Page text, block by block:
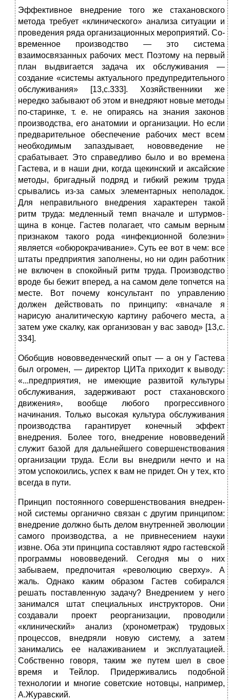
Эффективное внедрение того же стахановского
метода требует «клинического» анализа ситуации и
проведения ряда организационных мероприятий. Со­
временное производство — это система
взаимосвязан­ных рабочих мест. Поэтому на первый
план выдвига­ется задача их обслуживания —
создание «системы актуального предупредительного
обслуживания» [13,с.333]. Хозяйственники же
нередко забывают об этом и внедряют новые методы
по-старинке, т. е. не опираясь на знания законов
производства, его анато­мии и организации. Но если
предварительное обеспе­чение рабочих мест всем
необходимым запаздывает, нововведение не
срабатывает. Это справедливо было и во времена
Гастева, и в наши дни, когда щекинский и аксайские
методы, бригадный подряд и гибкий ре­жим труда
срывались из-за самых элементарных не­поладок.
Для неправильного внедрения характерен такой
ритм труда: медленный темп вначале и штурмов­
щина в конце. Гастев полагает, что самым верным
при­знаком такого рода «инфекционной болезни»
являет­ся «обюрокрачивание». Суть ее вот в чем: все
штаты предприятия заполнены, но ни один работник
не вклю­чен в спокойный ритм труда. Производство
вроде бы бежит вперед, а на самом деле топчется на
месте. Вот почему консультант по управлению
должен действо­вать по принципу: «вначале я
нарисую аналитическую картину рабочего места, а
затем уже скалку, как орга­низован у вас завод» [13,с.
334].
Обобщив нововведенческий опыт — а он у Гастева
был огромен, — директор ЦИТа приходит к выводу:
«...пред­приятия, не имеющие развитой культуры
обслуживания, задерживают рост стахановского
движения», вообще любого прогрессивного
начинания. Только высокая культура обслуживания
производства гарантирует ко­нечный эффект
внедрения. Более того, внедрение ново­введений
служит базой для дальнейшего совершенство­вания
организации труда. Если вы внедрили нечто и на
этом успокоились, успех к вам не придет. Он у тех, кто
всегда в пути.
Принцип постоянного совершенствования внедрен­
ной системы органично связан с другим принципом:
внедрение должно быть делом внутренней эволюции
самого производства, а не привнесением науки
извне. Оба эти принципа составляют ядро гастевской
програм­мы нововведений. Сегодня мы о них
забываем, предпо­читая «революцию сверху». А
жаль. Однако каким об­разом Гастев собирался
решать поставленную задачу? Внедрением у него
занимался штат специальных инструкторов. Они
создавали проект реорганизации, прово­дили
«клинический» анализ (хронометраж) трудовых
процессов, внедряли новую систему, а затем
занимались ее налаживанием и эксплуатацией.
Собственно говоря, таким же путем шел в свое
время и Тейлор. Придержи­вались подобной
технологии и многие советские нотовцы, например,
А.Журавский.